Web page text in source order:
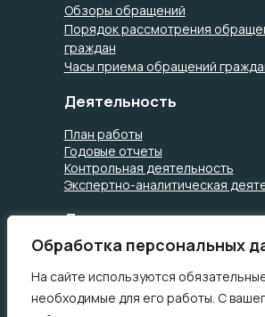
Обработка персональных
На сайте используются
необходимые для его работы. С
Обзоры обращений
Порядок рассмотрения
граждан
Часы приема обращений
Деятельность
План работы
Годовые отчеты
Контрольная деятельность
Экспертно-аналитическая
Документы
Устав города Сургута
Положение о Коллегии
счетной палаты города Сургута
Регламент КСП